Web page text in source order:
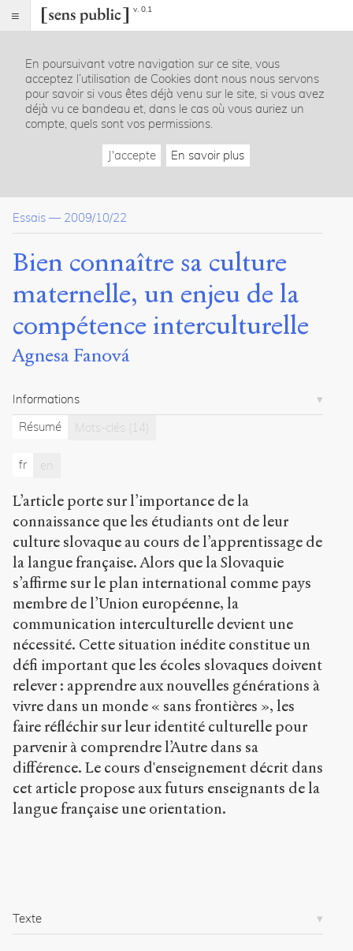
v. 0.1
Index
Article
Table
des
Conclusion
Dossier(s)
Enseigner l'Europe / Teaching
Europe
Katarina
Chovancova
Paulina
Sperkova
articles
Notes
Citer /
/
Exporter
Fanová,
Agnesa .
Bien
connaître
sa
culture
maternelle,
un
enjeu
de
compétence
interculturelle.
2009.
Sens
public.
h
t
e
n
En poursuivant votre navigation sur ce site, vous
acceptez l’utilisation de Cookies dont nous nous servons
pour savoir si vous êtes déjà venu sur le site, si vous avez
déjà vu ce bandeau et, dans le cas où vous auriez un
compte, quels sont vos permissions.
J'accepte En savoir plus
Essais — 2009/10/22
Bien connaître sa culture
maternelle, un enjeu de la
compétence interculturelle
Agnesa Fanová
Informations
Résumé
Mots-clés (14)
fr en
L’article porte sur l’importance de la
connaissance que les étudiants ont de leur
culture slovaque au cours de l’apprentissage de
la langue française. Alors que la Slovaquie
s’affirme sur le plan international comme pays
membre de l’Union européenne, la
communication interculturelle devient une
nécessité. Cette situation inédite constitue un
défi important que les écoles slovaques doivent
relever : apprendre aux nouvelles générations à
vivre dans un monde « sans frontières », les
faire réfléchir sur leur identité culturelle pour
parvenir à comprendre l’Autre dans sa
différence. Le cours d'enseignement décrit dans
cet article propose aux futurs enseignants de la
langue française une orientation.
Texte